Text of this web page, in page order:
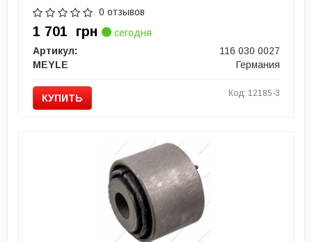
0 отзывов
1 701 грн
сегодня
Артикул:
116 030 0027
MEYLE
Германия
КУПИТЬ Код: 12185-3